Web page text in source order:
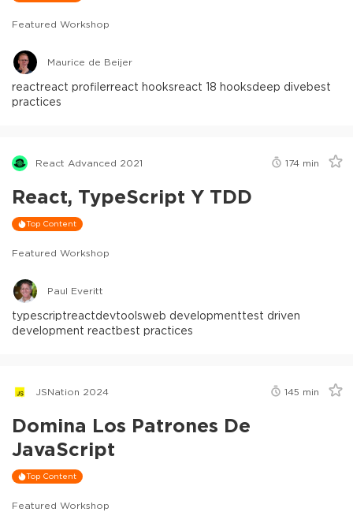
Featured Workshop
Maurice de Beijer
reactreact profilerreact hooksreact 18 hooksdeep divebest
practices
React Advanced 2021 174 min
React, TypeScript Y TDD
Top Content
Featured Workshop
Paul Everitt
typescriptreactdevtoolsweb developmenttest driven
development reactbest practices
JSNation 2024 145 min
Domina Los Patrones De
JavaScript
Top Content
Featured Workshop